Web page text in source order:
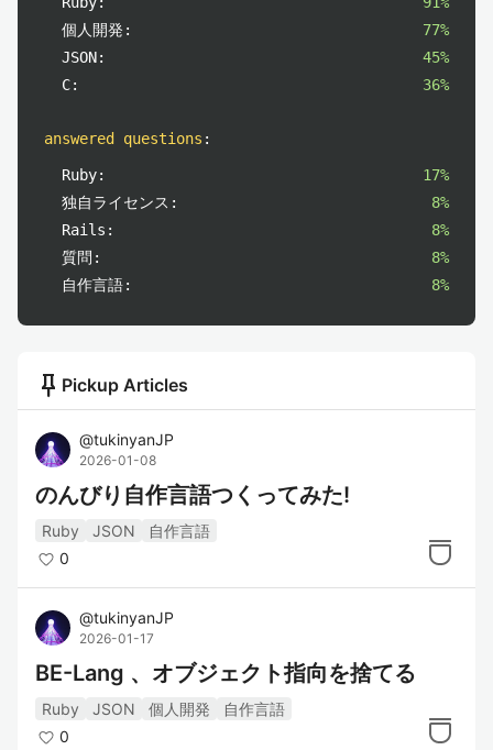
個人開発:
77%
JSON:
45%
C:
36%
answered questions :
Ruby:
17%
独自ライセンス:
8%
Rails:
8%
質問:
8%
自作言語:
8%
push_pin Pickup Articles
@tukinyanJP
2026-01-08
のんびり自作言語つくってみた!
Ruby JSON
自作言語
0
@tukinyanJP
2026-01-17
BE-Lang 、オブジェクト指向を捨てる
Ruby JSON 個人開発
自作言語
0